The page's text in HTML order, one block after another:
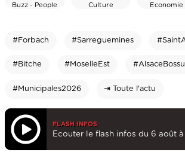
Buzz - People Culture Economie
#Forbach #Sarreguemines
#Bitche #MoselleEst
#Municipales2026 ⇥ Toute l'actu
FLASH INFOS
Ecouter le flash infos du 6 août